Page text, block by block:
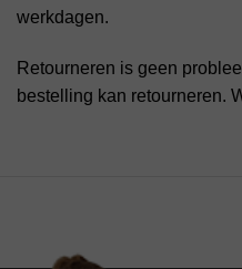
werkdagen.
Retourneren is geen
bestelling kan retourneren.